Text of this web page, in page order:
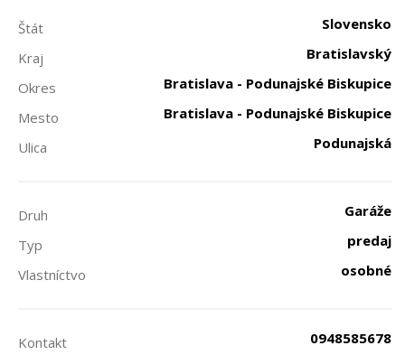
Štát
Slovensko
Kraj
Bratislavský
Okres
Bratislava - Podunajské Biskupice
Mesto
Bratislava - Podunajské Biskupice
Ulica
Podunajská
Druh
Garáže
Typ
predaj
Vlastníctvo
osobné
Kontakt
0948585678